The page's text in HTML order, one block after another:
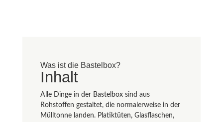
Was ist die Bastelbox?
Inhalt
Alle Dinge in der Bastelbox sind aus
Rohstoffen gestaltet, die normalerweise in der
Mülltonne landen. Platiktüten, Glasflaschen,